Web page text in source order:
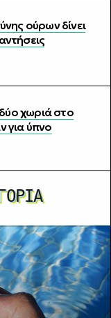
ούρων δίνει
χωριά στο
για ύπνο